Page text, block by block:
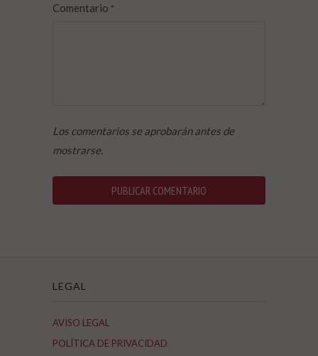
Comentario *
Los comentarios se aprobarán antes de
mostrarse.
LEGAL
AVISO LEGAL
POLÍTICA DE PRIVACIDAD